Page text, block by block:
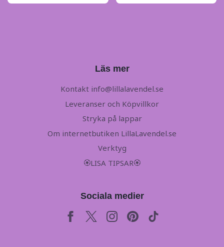
Läs mer
Kontakt info@lillalavendel.se
Leveranser och Köpvillkor
Stryka på lappar
Om internetbutiken LillaLavendel.se
Verktyg
🏵LISA TIPSAR🏵
Sociala medier